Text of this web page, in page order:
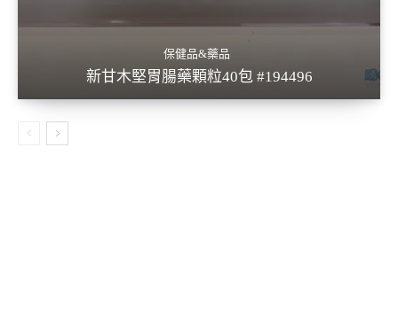
保健品&藥品
新甘木堅胃腸藥顆粒40包 #194496